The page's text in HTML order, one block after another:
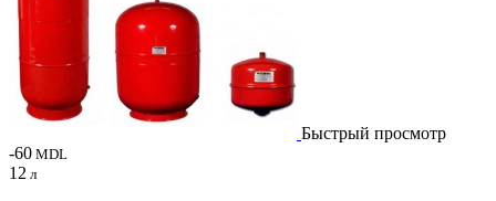
Быстрый просмотр
-60 MDL
12 л